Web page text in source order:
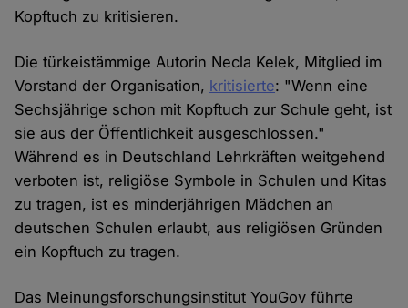
Kopftuch zu kritisieren.
Die türkeistämmige Autorin Necla Kelek, Mitglied im
Vorstand der Organisation, kritisierte: "Wenn eine
Sechsjährige schon mit Kopftuch zur Schule geht, ist
sie aus der Öffentlichkeit ausgeschlossen."
Während es in Deutschland Lehrkräften weitgehend
verboten ist, religiöse Symbole in Schulen und Kitas
zu tragen, ist es minderjährigen Mädchen an
deutschen Schulen erlaubt, aus religiösen Gründen
ein Kopftuch zu tragen.
Das Meinungsforschungsinstitut YouGov führte